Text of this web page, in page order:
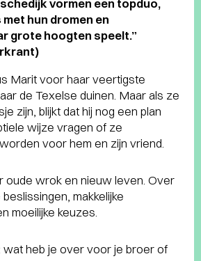
vormen een topduo,
hun dromen en
grote hoogten speelt.”
Marit voor haar veertigste
de Texelse duinen. Maar als ze
zijn, blijkt dat hij nog een plan
wijze vragen of ze
voor hem en zijn vriend.
oude wrok en nieuw leven. Over
makkelijke
moeilijke keuzes.
wat heb je over voor je broer of